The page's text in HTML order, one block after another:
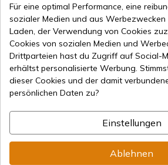
46,83 € In
Sichere
Für eine optimal Performance, eine
sozialer Medien und aus
Laden, der Verwendung von Cookies
Cookies von sozialen Medien und
Drittparteien hast du Zugriff auf Social-
erhältst personalisierte Werbung.
dieser Cookies und der damit
persönlichen Daten zu?
Einstellungen
Ablehnen